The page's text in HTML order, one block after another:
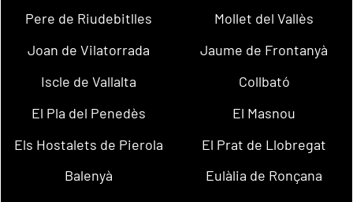
Pere de Riudebitlles
Mollet del Vallès
Joan de Vilatorrada
Jaume de Frontanyà
Iscle de Vallalta
Collbató
El Pla del Penedès
El Masnou
Els Hostalets de Pierola
El Prat de Llobregat
Balenyà
Eulàlia de Ronçana